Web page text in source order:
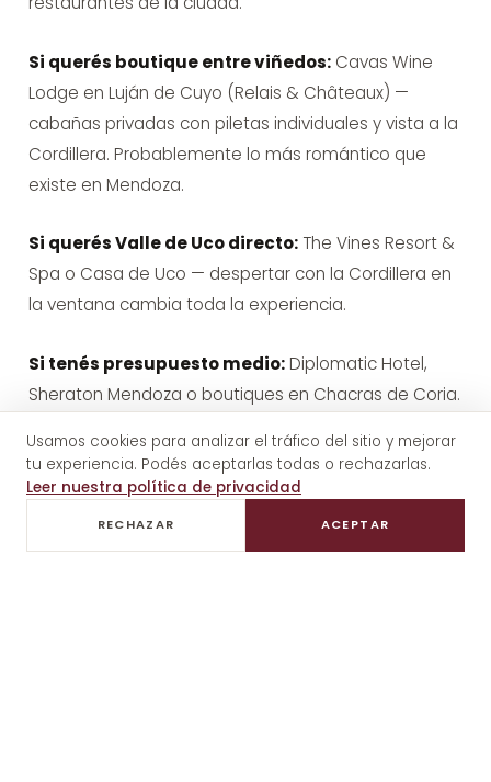
Si querés boutique entre viñedos:Cavas Wine
Lodge en Luján de Cuyo (Relais & Châteaux) —
cabañas privadas con piletas individuales y vista a la
Cordillera. Probablemente lo más romántico que
existe en Mendoza.
Si querés Valle de Uco directo:The Vines Resort &
Spa o Casa de Uco — despertar con la Cordillera en
la ventana cambia toda la experiencia.
Si tenés presupuesto medio:Diplomatic Hotel,
Sheraton Mendoza o boutiques en Chacras de Coria.
Las regiones: distancias reales
desde el centro
Maipú— 20-30 minutos. La cuna del vino argentino.
Usamos cookies para analizar el tráfico del sitio y mejorar
tu experiencia. Podés aceptarlas todas o rechazarlas.
Leer nuestra política de privacidad
RECHAZAR ACEPTAR